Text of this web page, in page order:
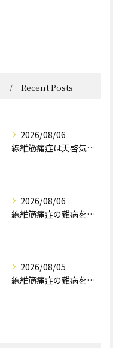
Recent Posts
2026/08/06
線維筋痛症は天啓気療の施術で完全寛解 クンダリニーとチャクラ覚醒で
2026/08/06
線維筋痛症の難病を天啓気療で寛解を目指すチャクラ覚醒の実践法
2026/08/05
線維筋痛症の難病を天啓気療で寛解を目指すチャクラ覚醒の実践法